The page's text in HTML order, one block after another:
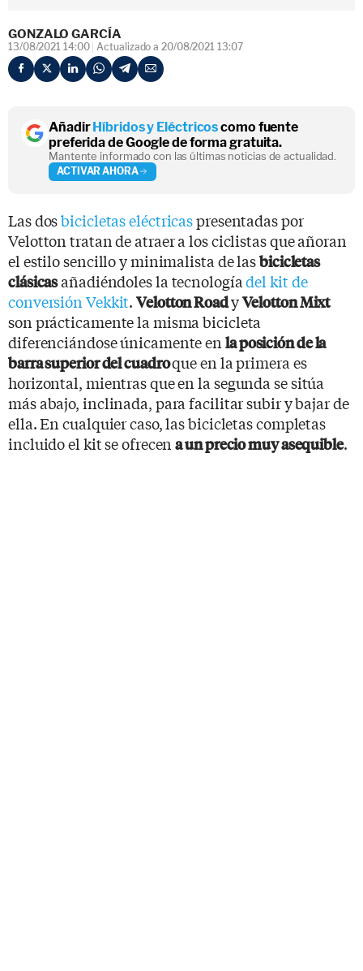
GONZALO GARCÍA
13/08/2021 14:00 Actualizado a 20/08/2021 13:07
AñadirHíbridos y Eléctricoscomo fuente
preferida de Google de forma gratuita.
Mantente informado con las últimas noticias de actualidad.
ACTIVAR AHORA
Las dosbicicletas eléctricaspresentadas por
Velotton tratan de atraer a los ciclistas que añoran
el estilo sencillo y minimalista de lasbicicletas
clásicasañadiéndoles la tecnologíadel kit de
conversión Vekkit.Velotton RoadyVelotton Mixt
son prácticamente la misma bicicleta
diferenciándose únicamente en la posición de la
barra superior del cuadroque en la primera es
horizontal, mientras que en la segunda se sitúa
más abajo, inclinada, para facilitar subir y bajar de
ella. En cualquier caso, las bicicletas completas
incluido el kit se ofrecena un precio muy asequible.